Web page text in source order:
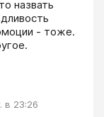
назвать
- тоже.
в 23:26